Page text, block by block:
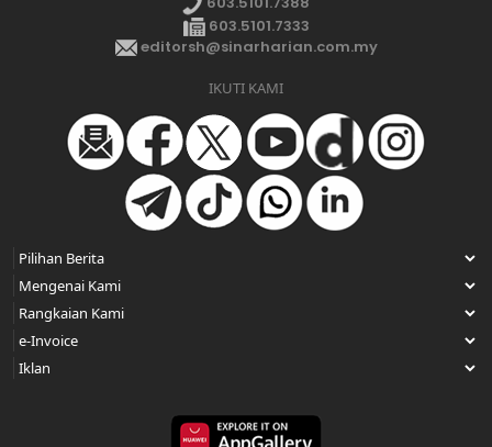
603.5101.7333
editorsh@sinarharian.com.my
IKUTI KAMI